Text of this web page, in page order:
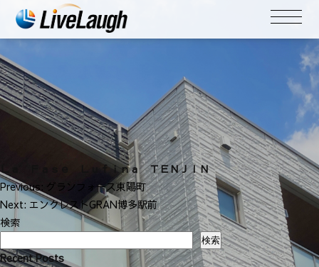
Ｌａ Ｆａｓｅ Ｌｕｆｉｎａ ＴＥＮＪＩＮ
投
稿
ナ
ゲ
Previous: グランフォース東陽町
Next: エンクレストGRAN博多駅前
検索
検索
Recent Posts